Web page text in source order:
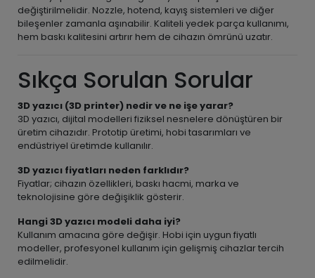
değiştirilmelidir. Nozzle, hotend, kayış sistemleri ve diğer
bileşenler zamanla aşınabilir. Kaliteli yedek parça kullanımı,
hem baskı kalitesini artırır hem de cihazın ömrünü uzatır.
Sıkça Sorulan Sorular
3D yazıcı (3D printer) nedir ve ne işe yarar?
3D yazıcı, dijital modelleri fiziksel nesnelere dönüştüren bir
üretim cihazıdır. Prototip üretimi, hobi tasarımları ve
endüstriyel üretimde kullanılır.
3D yazıcı fiyatları neden farklıdır?
Fiyatlar; cihazın özellikleri, baskı hacmi, marka ve
teknolojisine göre değişiklik gösterir.
Hangi 3D yazıcı modeli daha iyi?
Kullanım amacına göre değişir. Hobi için uygun fiyatlı
modeller, profesyonel kullanım için gelişmiş cihazlar tercih
edilmelidir.